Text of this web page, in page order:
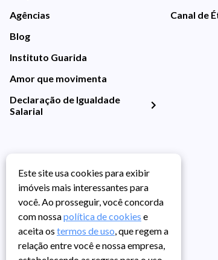
Agências
Blog
Instituto Guarida
Amor que movimenta
Declaração de Igualdade
Salarial
Canal de
Este site usa cookies para exibir
imóveis mais interessantes para
você. Ao prosseguir, você concorda
com nossapolítica de cookies e
aceita os termos de uso, que regem a
relação entre você e nossa empresa,